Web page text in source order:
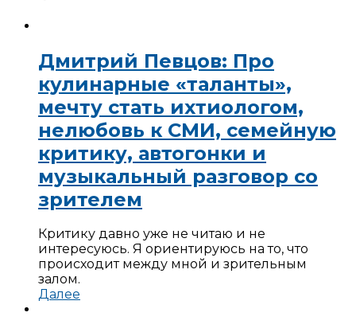
Дмитрий Певцов: Про
кулинарные «таланты»,
мечту стать ихтиологом,
нелюбовь к СМИ, семейную
критику, автогонки и
музыкальный разговор со
зрителем
Критику давно уже не читаю и не
интересуюсь. Я ориентируюсь на то, что
происходит между мной и зрительным
залом.
Далее